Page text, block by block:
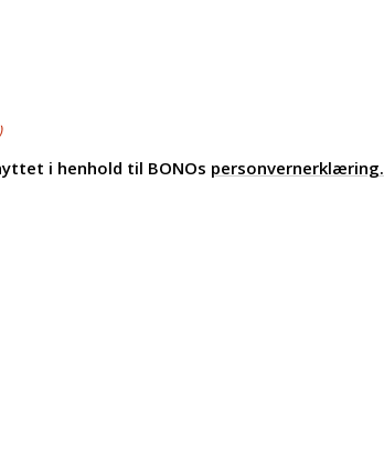
i henhold til BONOs personvernerklæring.